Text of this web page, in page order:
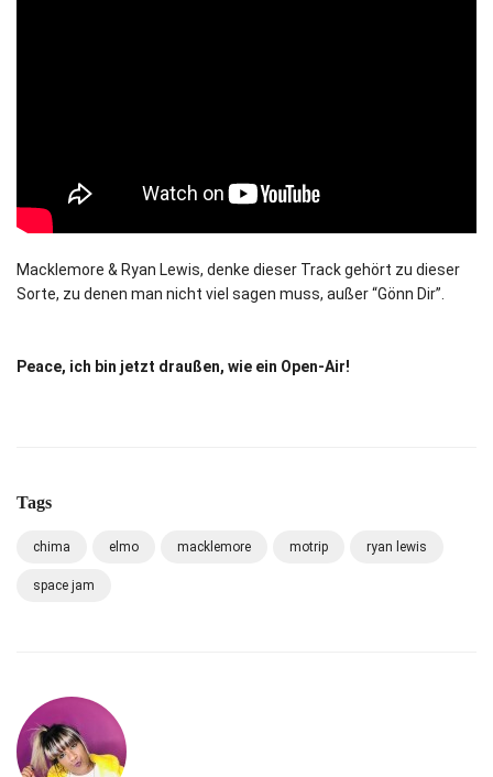
Macklemore & Ryan Lewis, denke dieser Track gehört zu dieser
Sorte, zu denen man nicht viel sagen muss, außer “Gönn Dir”.
Peace, ich bin jetzt draußen, wie ein Open-Air!
Tags
chima elmo macklemore motrip ryan lewis
space jam